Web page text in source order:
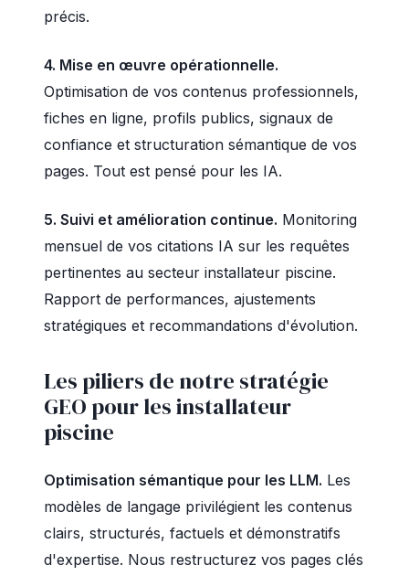
précis.
4. Mise en œuvre opérationnelle.
Optimisation de vos contenus professionnels,
fiches en ligne, profils publics, signaux de
confiance et structuration sémantique de vos
pages. Tout est pensé pour les IA.
5. Suivi et amélioration continue. Monitoring
mensuel de vos citations IA sur les requêtes
pertinentes au secteur installateur piscine.
Rapport de performances, ajustements
stratégiques et recommandations d'évolution.
Les piliers de notre stratégie
GEO pour les installateur
piscine
Optimisation sémantique pour les LLM. Les
modèles de langage privilégient les contenus
clairs, structurés, factuels et démonstratifs
d'expertise. Nous restructurez vos pages clés